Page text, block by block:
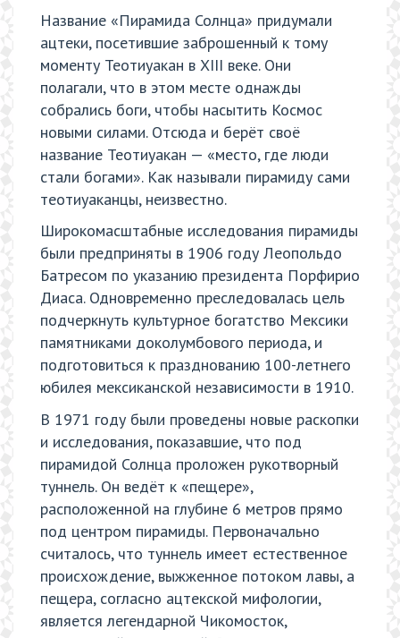
Название «Пирамида Солнца» придумали
ацтеки, посетившие заброшенный к тому
моменту Теотиуакан в XIII веке. Они
полагали, что в этом месте однажды
собрались боги, чтобы насытить Космос
новыми силами. Отсюда и берёт своё
название Теотиуакан — «место, где люди
стали богами». Как называли пирамиду сами
теотиуаканцы, неизвестно.
Широкомасштабные исследования пирамиды
были предприняты в 1906 году Леопольдо
Батресом по указанию президента Порфирио
Диаса. Одновременно преследовалась цель
подчеркнуть культурное богатство Мексики
памятниками доколумбового периода, и
подготовиться к празднованию 100-летнего
юбилея мексиканской независимости в 1910.
В 1971 году были проведены новые раскопки
и исследования, показавшие, что под
пирамидой Солнца проложен рукотворный
туннель. Он ведёт к «пещере»,
расположенной на глубине 6 метров прямо
под центром пирамиды. Первоначально
считалось, что туннель имеет естественное
происхождение, выжженное потоком лавы, а
пещера, согласно ацтекской мифологии,
является легендарной Чикомосток,